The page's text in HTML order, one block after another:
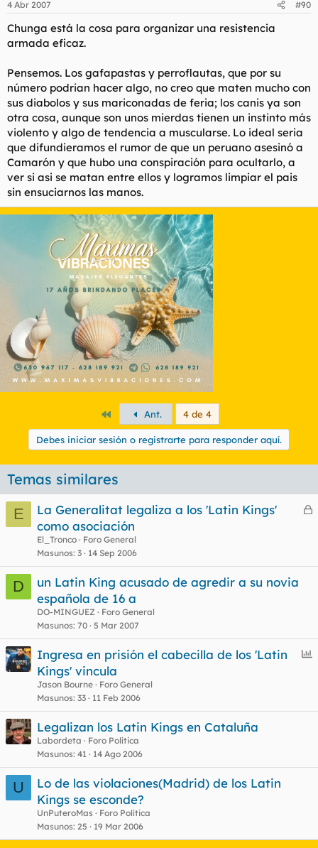
4 Abr 2007 #90
Chunga está la cosa para organizar una resistencia
armada eficaz.
Pensemos. Los gafapastas y perroflautas, que por su
número podrian hacer algo, no creo que maten mucho con
sus diabolos y sus mariconadas de feria; los canis ya son
otra cosa, aunque son unos mierdas tienen un instinto más
violento y algo de tendencia a muscularse. Lo ideal seria
que difundieramos el rumor de que un peruano asesinó a
Camarón y que hubo una conspiración para ocultarlo, a
ver si asi se matan entre ellos y logramos limpiar el pais
sin ensuciarnos las manos.
PrimeroAnt. 4 de 4
Debes iniciar sesión o registrarte para responder aquí.
Temas similares
E
C
a
La Generalitat legaliza a los 'Latin Kings'
como asociación
El_Tronco
Foro General
Masunos 3 14 Sep 2006
D
un Latin King acusado de agredir a su novia
española de 16 a
DO-MINGUEZ
Foro General
Masunos 70 5 Mar 2007
E
e
Ingresa en prisión el cabecilla de los 'Latin
Kings' vincula
Jason Bourne
Foro General
Masunos 33 11 Feb 2006
Legalizan los Latin Kings en Cataluña
Labordeta
Foro Política
Masunos 41 14 Ago 2006
U
Lo de las violaciones(Madrid) de los Latin
Kings se esconde?
UnPuteroMas
Foro Política
Masunos 25 19 Mar 2006